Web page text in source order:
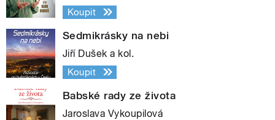
Koupit
Sedmikrásky na nebi
Jiří Dušek a kol.
Koupit
Babské rady ze života
Jaroslava Vykoupilová